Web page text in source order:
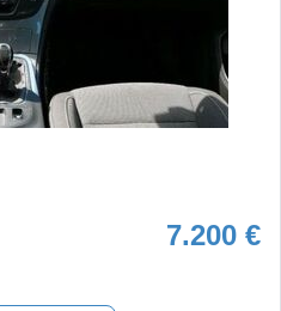
7.200 €